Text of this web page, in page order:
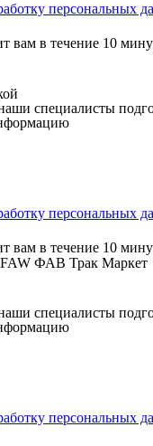
персональных
вам в течение 10
специалисты
персональных
вам в течение 10
специалисты
персональных